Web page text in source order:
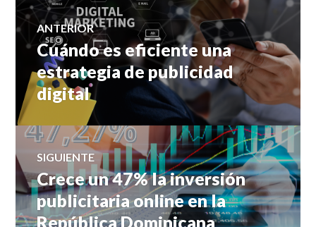
Navegación
de
entradas
ANTERIOR
Entrada
anterior:
Cuándo es eficiente una
estrategia de publicidad
digital
SIGUIENTE
Entrada
siguiente:
Crece un 47% la inversión
publicitaria online en la
República Dominicana